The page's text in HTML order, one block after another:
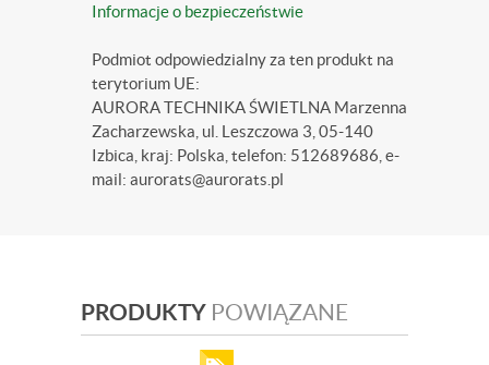
Informacje o bezpieczeństwie
Podmiot odpowiedzialny za ten produkt na
terytorium UE:
AURORA TECHNIKA ŚWIETLNA Marzenna
Zacharzewska, ul. Leszczowa 3, 05-140
Izbica, kraj: Polska, telefon: 512689686, e-
mail: aurorats@aurorats.pl
PRODUKTY POWIĄZANE